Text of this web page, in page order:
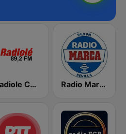
Radiole Costa de la Luz Radio Marca Sevilla